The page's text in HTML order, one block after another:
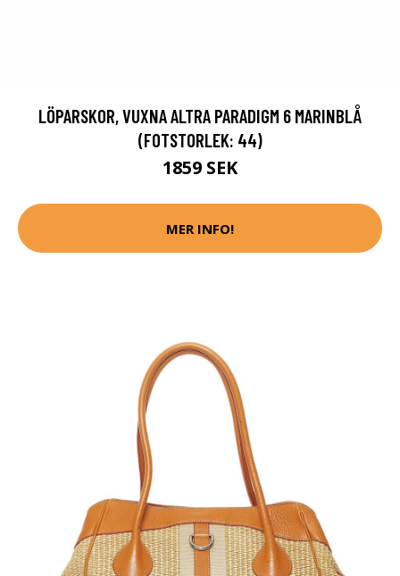
LÖPARSKOR, VUXNA ALTRA PARADIGM 6 MARINBLÅ
(FOTSTORLEK: 44)
1859 SEK
MER INFO!